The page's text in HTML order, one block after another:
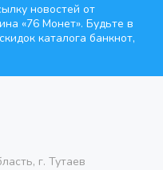
новостей от
«76 Монет». Будьте в
каталога банкнот,
, г. Тутаев